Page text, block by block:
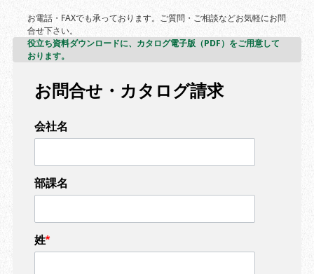
お電話・FAXでも承っております。ご質問・ご相談などお気軽にお問
合せ下さい。
役立ち資料ダウンロードに、カタログ電子版（PDF）をご用意して
おります。
お問合せ・カタログ請求
会社名
部課名
姓*